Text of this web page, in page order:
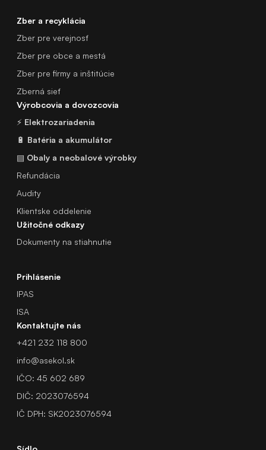
Zber a recyklácia
Zber pre verejnosť
Zber pre obce a mestá
Zber pre firmy a inštitúcie
Zberná sieť
Výrobcovia a dovozcovia
⚡ Elektrozariadenia
🔋 Batéria a akumulátor
▤ Obaly a neobalové výrobky
Refundácia
Audity
Klientske oddelenie
Užitočné odkazy
Dokumenty na stiahnutie
Prihlásenie
IPAS
ISA
Kontaktujte nás
+421 232 118 800
info@asekol.sk
IČO: 45 602 689
DIČ: 2023076594
IČ DPH: SK2023076594